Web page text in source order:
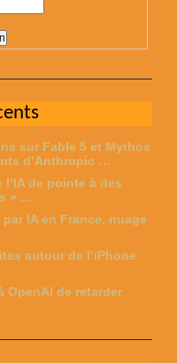
sur Fable 5 et Mythos
d’Anthropic …
de pointe à des
» …
IA en France, nuage
autour de l’iPhone
OpenAI de retarder